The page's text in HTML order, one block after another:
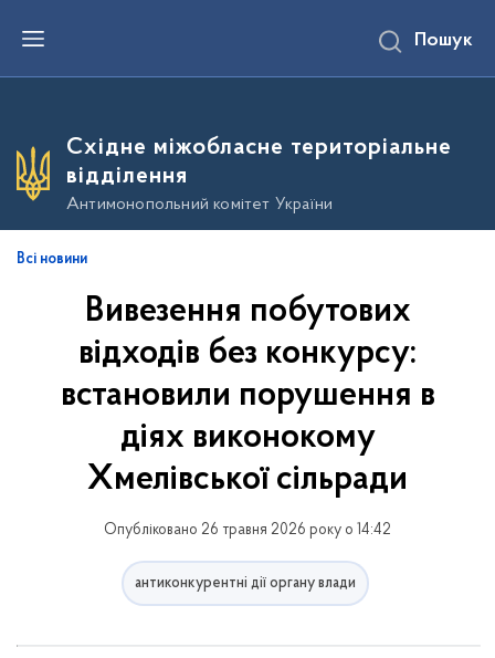
е
о
о
в
Пошук
Східне міжобласне територіальне
відділення
Антимонопольний комітет України
Всі новини
Вивезення побутових
відходів без конкурсу:
встановили порушення в
діях виконокому
Хмелівської сільради
Опубліковано 26 травня 2026 року о 14:42
антиконкурентні дії органу влади